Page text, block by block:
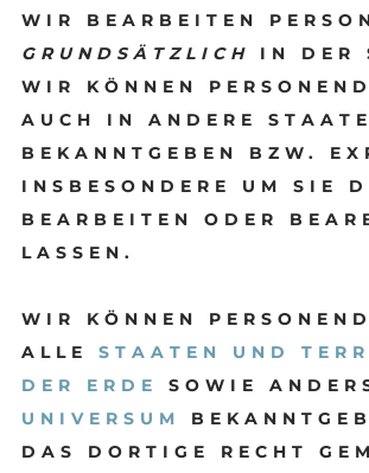
WIR BEARBEITEN
GRUNDSÄTZLICH
IN DER
WIR KÖNNEN
AUCH IN ANDERE
BEKANNTGEBEN BZW.
INSBESONDERE UM SIE
BEARBEITEN ODER
LASSEN.
WIR KÖNNEN
ALLE STAATEN UND
DER ERDE
SOWIE
UNIVERSUM
DAS DORTIGE RECHT